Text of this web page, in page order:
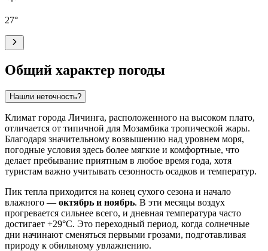
27°
Общий характер погоды
Нашли неточность?
Климат города Личинга, расположенного на высоком плато,
отличается от типичной для Мозамбика тропической жары.
Благодаря значительному возвышению над уровнем моря,
погодные условия здесь более мягкие и комфортные, что
делает пребывание приятным в любое время года, хотя
туристам важно учитывать сезонность осадков и температур.
Пик тепла приходится на конец сухого сезона и начало
влажного — октябрь и ноябрь. В эти месяцы воздух
прогревается сильнее всего, и дневная температура часто
достигает +29°C. Это переходный период, когда солнечные
дни начинают сменяться первыми грозами, подготавливая
природу к обильному увлажнению.